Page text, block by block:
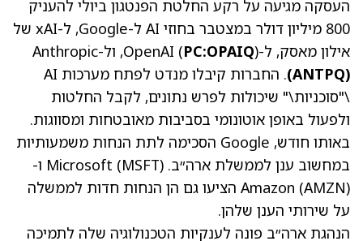
העסקה מגיעה על רקע החלטת הפנטגון ביולי להעניק
800 מיליון דולר במצטבר בחוזי AI ל-Google, ל-xAI של
אילון מאסק, ל-OpenAI ( PC:OPAIQ), ול-Anthropic
(ANTPQ)
. החברות קיבלו מנדט לפתח מערכות AI
\"סוכניות\" שיכולות לפרש נתונים, לקבל החלטות
ולפעול באופן אוטונומי בסביבות מאובטחות ומסווגות.
באותו חודש, Google הסכימה לתת הנחות משמעותיות
במחשוב ענן לממשלת ארה״ב. Microsoft (MSFT)
ו-
Amazon (AMZN)
הציעו גם הן הנחות חדות לממשלה
על שירותי הענן שלהן.
הנהגת ארה״ב פונה לענקיות הטכנולוגיה שלה לתמיכה